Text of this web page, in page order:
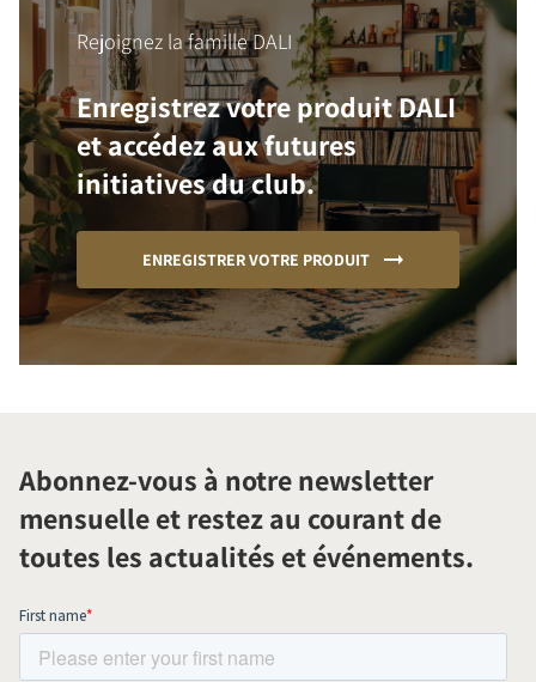
Rejoignez la famille DALI
Enregistrez votre produit DALI
et accédez aux futures
initiatives du club.
ENREGISTRER VOTRE PRODUIT
Abonnez-vous à notre newsletter
mensuelle et restez au courant de
toutes les actualités et événements.